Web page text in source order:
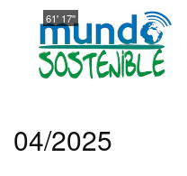
61' 17''
04/2025